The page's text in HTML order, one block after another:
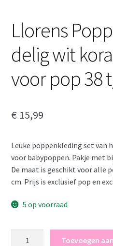
Llorens
delig wit
voor pop 38
€ 15,99
Leuke poppenkleding set van
voor babypoppen. Pakje met
De maat is geschikt voor alle
cm. Prijs is exclusief pop en
5 op voorraad
Toevoegen